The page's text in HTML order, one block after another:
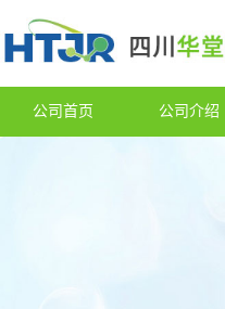
公司首页 公司介绍